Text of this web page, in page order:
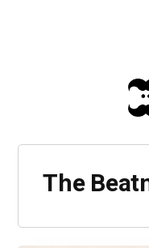
The